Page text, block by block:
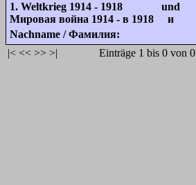
1. Weltkrieg 1914 - 1918 und
Мировая война 1914 - в 1918 и
Nachname / Фамилия:
|< << >> >| Einträge 1 bis 0 von 0